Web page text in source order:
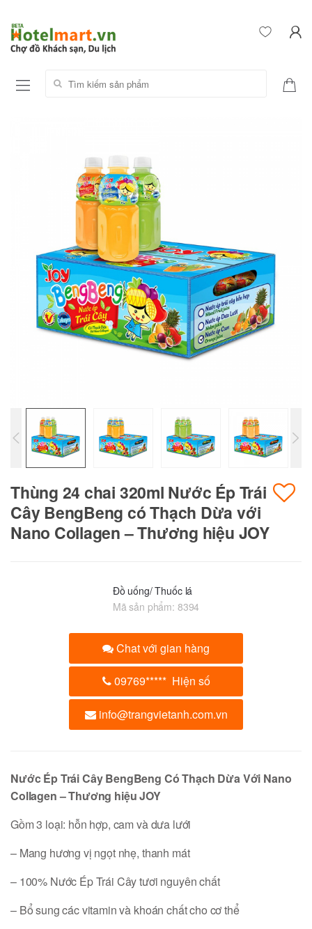
Tìm kiếm sản phẩm:
Thùng 24 chai 320ml Nước Ép Trái
Cây BengBeng có Thạch Dừa với
Nano Collagen – Thương hiệu JOY
Đồ uống/ Thuốc lá
Mã sản phẩm: 8394
Chat với gian hàng
09769***** Hiện số
info@trangvietanh.com.vn
Nước Ép Trái Cây BengBeng Có Thạch Dừa Với Nano
Collagen – Thương hiệu JOY
Gồm 3 loại: hỗn hợp, cam và dưa lưới
– Mang hương vị ngọt nhẹ, thanh mát
– 100% Nước Ép Trái Cây tươi nguyên chất
– Bổ sung các vitamin và khoán chất cho cơ thể